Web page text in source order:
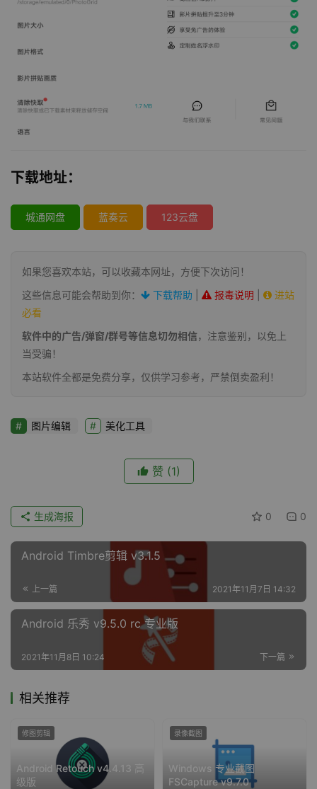
下载地址：
城通网盘 蓝奏云 123云盘
如果您喜欢本站，可以收藏本网址，方便下次访问！
这些信息可能会帮助到你：
下载帮助 报毒说明
进站
必看
软件中的广告/弹窗/群号等信息切勿相信，注意鉴别，以免上
当受骗！
本站软件全都是免费分享，仅供学习参考，严禁倒卖盈利！
图片编辑 美化工具
赞 (1)
0 0
生成海报
Android Timbre剪辑 v3.1.5
上一篇 2021年11月7日 14:32
Android 乐秀 v9.5.0 rc 专业版
下一篇
2021年11月8日 10:24
相关推荐
Android Retouch v4.4.13 高
级版
修图剪辑
Windows 专业截图
FSCapture v9.7.0
录像截图